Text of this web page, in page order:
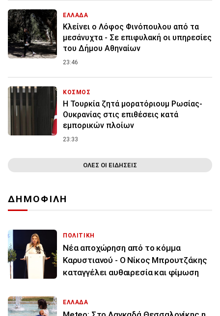
ΕΛΛΑΔΑ
Κλείνει ο Λόφος Φινόπουλου από τα
μεσάνυχτα - Σε επιφυλακή οι υπηρεσίες
του Δήμου Αθηναίων
23:46
ΚΟΣΜΟΣ
Η Τουρκία ζητά μορατόριουμ Ρωσίας-
Ουκρανίας στις επιθέσεις κατά
εμπορικών πλοίων
23:33
ΟΛΕΣ ΟΙ ΕΙΔΗΣΕΙΣ
ΔΗΜΟΦΙΛΗ
ΠΟΛΙΤΙΚΗ
Νέα αποχώρηση από το κόμμα
Καρυστιανού - Ο Νίκος Μπρουτζάκης
καταγγέλει αυθαιρεσία και φίμωση
ΕΛΛΑΔΑ